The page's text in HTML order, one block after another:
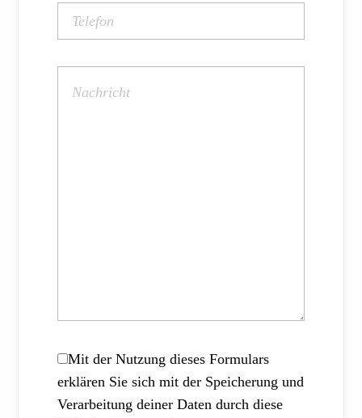
Mit der Nutzung dieses Formulars
erklären Sie sich mit der Speicherung und
Verarbeitung deiner Daten durch diese